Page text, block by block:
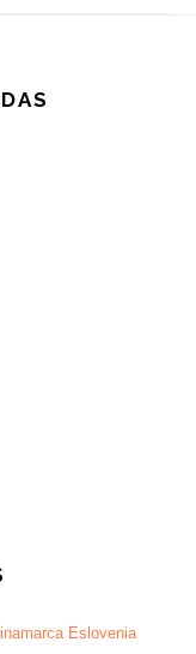
Eslovenia